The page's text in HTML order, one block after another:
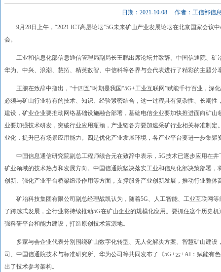
日期：2021-10-08 作者：工信部信
9月28日上午，“2021 ICT高层论坛”5G未来矿山产业发展论坛在北京国家会议
会。
工业和信息化部信息通信管理局副局长王鹏出席论坛并致辞。中国信通院、矿
华为、中兴、浪潮、慧拓、精英数智、中信科等各界与会代表进行了精彩的主题分
王鹏在致辞中指出，“十四五”时期是我国“5G+工业互联网”赋能千行百业，深
必须与矿山行业特有的技术、知识、经验紧密结合，这一过程具有复杂性、长期
建设，矿业企业要推动网络基础设施融合部署，基础电信企业要加快推进面向矿
业要加强技术研发，突破行业应用瓶颈，产业链各方要加速采矿行业相关标准制
业化，提升已有场景应用能力。四是优化产业发展环境，各产业平台要进一步集聚
中国信息通信研究院副总工程师续合元在致辞中表示，5G技术已逐步应用在井
矿业领域的技术热点和发展方向。中国信通院坚决落实工业和信息化部决策部署
创新、强化产业平台桥梁纽带作用等方面，支撑服务产业创新发展，推动行业整体
矿冶科技集团有限公司副总经理战凯认为，随着5G、人工智能、工业互联网等
了跨越式发展，全行业将持续推动5G在矿山企业的规模化应用。要抓住这个历史
强科研平台和能力建设，打造原创技术策源地。
多家与会企业代表分别围绕矿山数字化转型、无人化解决方案、智慧矿山建设
司、中国信通院技术与标准研究所、华为公司等共同发布了《5G+云+AI：赋能有
出了技术参考架构。